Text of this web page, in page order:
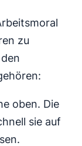
zu
oben. Die
sie auf